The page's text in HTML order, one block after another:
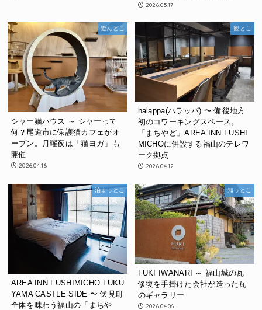
2026.05.17
遊んどこ
シャー猫ハウス ～ シャーって
何？尾道市に保護猫カフェがオ
ープン。月曜夜は「猫ヨガ」も
開催
2026.04.16
観とこ
halappa(ハラッパ) 〜 備後地方
初のコワーキングスペース。
「まちやど」AREA INN FUSHI
MICHOに併設する福山のテレワ
ーク拠点
2026.04.12
泊まっとこ
AREA INN FUSHIMICHO FUKU
YAMA CASTLE SIDE 〜 伏見町
全体を味わう福山の「まちや
知っとこ
FUKI IWANARI ～ 福山城の瓦
修復を手掛けた会社が造った瓦
のギャラリー
2026.04.06